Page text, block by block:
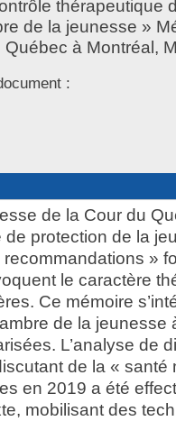
thérapeutique
de la jeunesse »
à Montréal,
:
de la Cour du
de protection de la
»
le caractère
Ce mémoire
de la jeunesse
L’analyse de
de la « santé
en 2019 a été
mobilisant des